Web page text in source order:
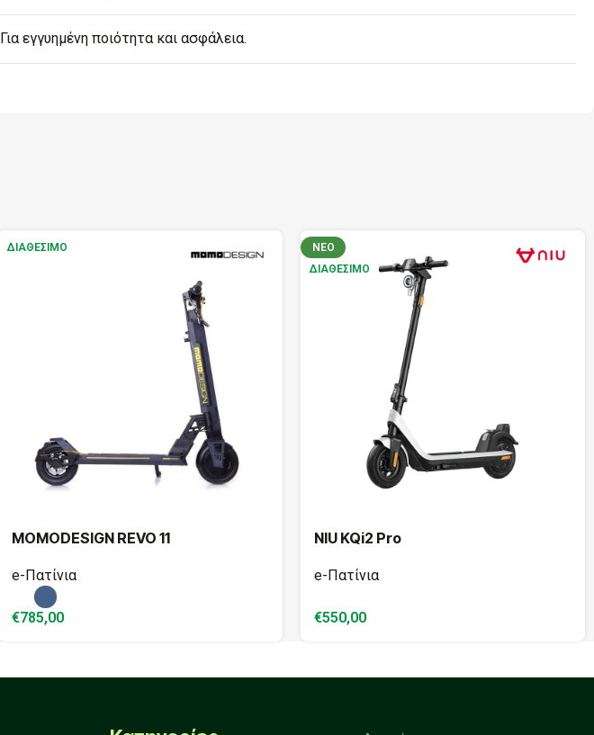
Για εγγυημένη ποιότητα και ασφάλεια.
ΔΙΑΘΈΣΙΜΟ
MOMODESIGN REVO 11
e-Πατίνια
€785,00
ΝΈΟ
ΔΙΑΘΈΣΙΜΟ
NIU KQi2 Pro
e-Πατίνια
€550,00